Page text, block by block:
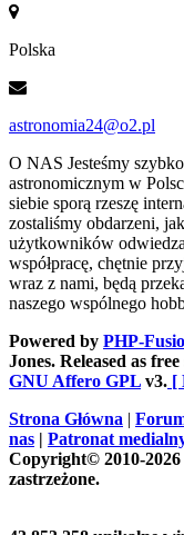
Polska
astronomia24@o2.pl
O NAS Jesteśmy
astronomicznym w
siebie sporą rzeszę
zostaliśmy obdarzeni,
użytkowników
współpracę, chętnie
wraz z nami, będą
naszego wspólnego
Powered by PHP-
Jones. Released as
GNU Affero GPL v3. [
Strona Główna |
nas | Patronat
Copyright© 2010-
zastrzeżone.